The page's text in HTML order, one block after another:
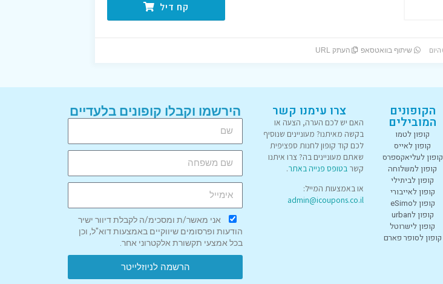
קח דיל
שיתוף בוואטסאפ העתק URL
הקופונים
המובילים
קופון לטמו
קופון לאייס
קופון לעליאקספרס
קופון למשלוחה
קופון לביתילי
קופון לאייבורי
קופון לeSimo
קופון לurban
קופון לישרוטל
קופון לסופר פארם
צרו עימנו קשר
האם יש לכם הערה, הצעה או
בקשה מאיתנו? מעוניינים שנוסיף
לכם קוד קופון לחנות ספציפית
שאתם מעוניינים בה? צרו איתנו
קשר בטופס פנייה באתר.
או באמצעות המייל:
admin@icoupons.co.il
הירשמו וקבלו קופונים בלעדיים
אני מאשר/ת ומסכימ/ה לקבלת דיוור ישיר
הודעות ופרסומים שיווקיים באמצעות דוא"ל, וכן
בכל אמצעי תקשורת אלקטרוני אחר.
הרשמה לניוזלייטר